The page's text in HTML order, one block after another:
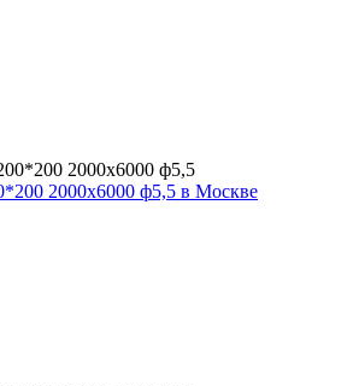
2000х6000 ф5,5 в Москве